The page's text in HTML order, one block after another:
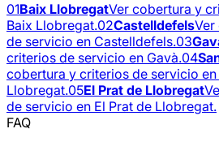
01Baix LlobregatVer cobertura y
Baix Llobregat.02Castelldefels
de servicio en Castelldefels.03
criterios de servicio en Gavà.04
cobertura y criterios de servicio en
Llobregat.05El Prat de Llobregat
de servicio en El Prat de Llobregat.
FAQ